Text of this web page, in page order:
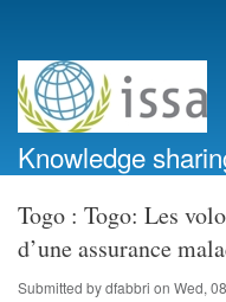
account
menu
Knowledge
Togo : Togo: Les
d’une assurance
Submitted bydfabbri on Wed,